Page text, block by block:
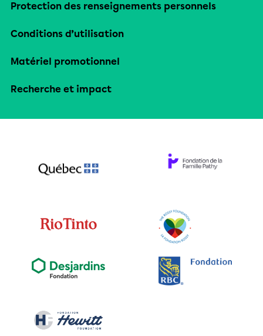
Protection des renseignements personnels
Conditions d’utilisation
Matériel promotionnel
Recherche et impact